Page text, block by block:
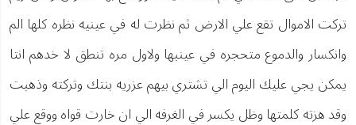
تركت الاموال تقع علي الارض ثم نظرت له في عينيه نظره كلها الم
وانكسار والدموع متحجره في عينبها ولاول مره تنطق لا خدهم انتا
يمكن يجي عليك اليوم الي تشتري بيهم عزريه بنتك وتركته وذهبت
وقد هزته كلمتها وظل يكسر في الغرفه الي ان خارت قواه ووقع علي